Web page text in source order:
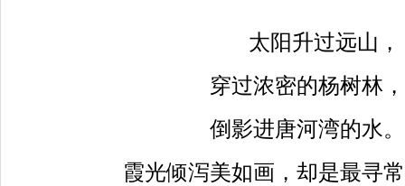
太阳升过远山，
穿过浓密的杨树林，
倒影进唐河湾的水。
霞光倾泻美如画，却是最寻